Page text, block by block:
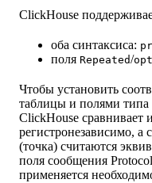
ClickHouse
оба синтаксиса:
поля Repeated/
Чтобы установить
таблицы и полями
ClickHouse сравнивает
регистронезависимо, а
(точка) считаются
поля сообщения
применяется